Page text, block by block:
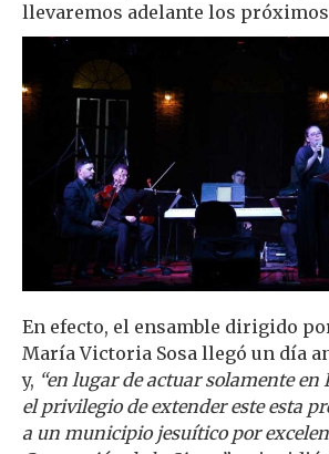
llevaremos adelante los
En efecto, el ensamble dirigido
María Victoria Sosa llegó un día
y, “en lugar de actuar solamente en
el privilegio de extender este esta
a un municipio jesuítico por